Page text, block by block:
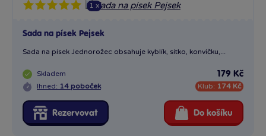
1 x
Sada na písek Pejsek
Sada na písek Jednorožec obsahuje kyblík, sítko, konvičku,...
Skladem
Ihned: 14 poboček
179 Kč
Klub: 174 Kč
Rezervovat Do košíku